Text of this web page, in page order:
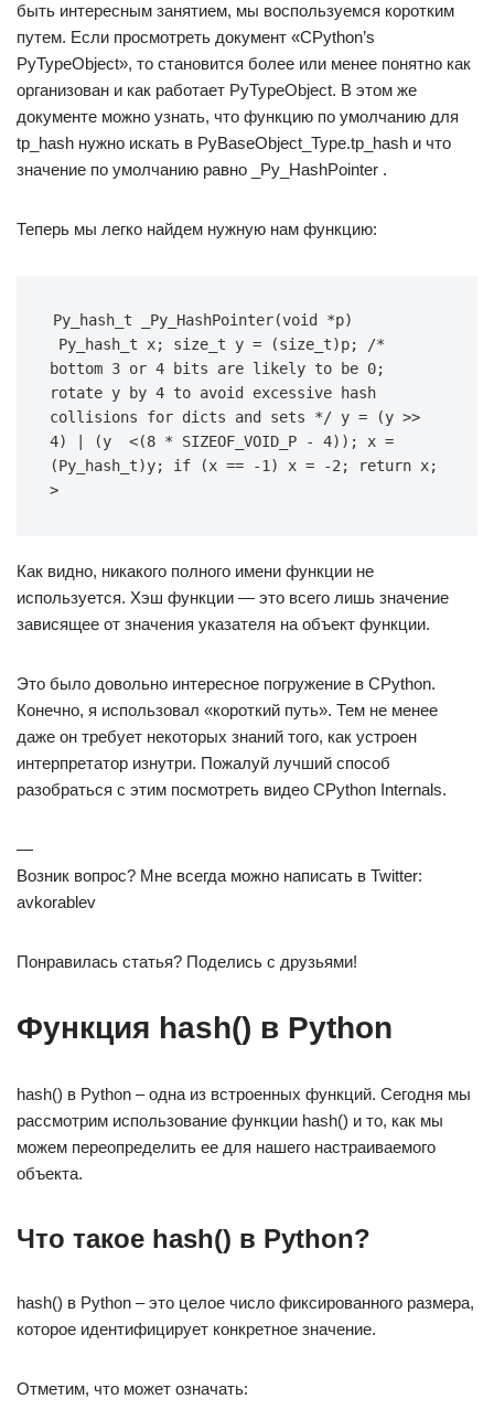
быть интересным занятием, мы воспользуемся коротким
путем. Если просмотреть документ «CPython’s
PyTypeObject», то становится более или менее понятно как
организован и как работает PyTypeObject. В этом же
документе можно узнать, что функцию по умолчанию для
tp_hash нужно искать в PyBaseObject_Type.tp_hash и что
значение по умолчанию равно _Py_HashPointer .
Теперь мы легко найдем нужную нам функцию:
Py_hash_t _Py_HashPointer(void *p)
Py_hash_t
x; size_t y = (size_t)p;
/*
bottom 3 or 4 bits are likely to be 0;
rotate y by 4 to avoid
excessive hash
collisions for dicts and sets */ y = (y >>
4) (y <(8 * SIZEOF_VOID_P - 4)); x =
(Py_hash_t)y; if (x == -1 ) x = -2 ; return x;
>
Как видно, никакого полного имени функции не
используется. Хэш функции — это всего лишь значение
зависящее от значения указателя на объект функции.
Это было довольно интересное погружение в CPython.
Конечно, я использовал «короткий путь». Тем не менее
даже он требует некоторых знаний того, как устроен
интерпретатор изнутри. Пожалуй лучший способ
разобраться с этим посмотреть видео CPython Internals.
—
Возник вопрос? Мне всегда можно написать в Twitter:
avkorablev
Понравилась статья? Поделись с друзьями!
Функция hash() в Python
hash() в Python – одна из встроенных функций. Сегодня мы
рассмотрим использование функции hash() и то, как мы
можем переопределить ее для нашего настраиваемого
объекта.
Что такое hash() в Python?
hash() в Python – это целое число фиксированного размера,
которое идентифицирует конкретное значение.
Отметим, что может означать: